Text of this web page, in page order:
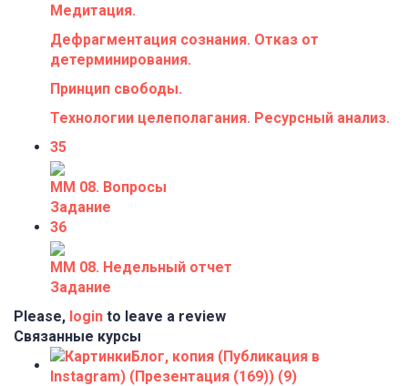
Медитация.
Дефрагментация сознания. Отказ от
детерминирования.
Принцип свободы.
Технологии целеполагания. Ресурсный анализ.
35
ММ 08. Вопросы
Задание
36
ММ 08. Недельный отчет
Задание
Please, login to leave a review
Связанные курсы